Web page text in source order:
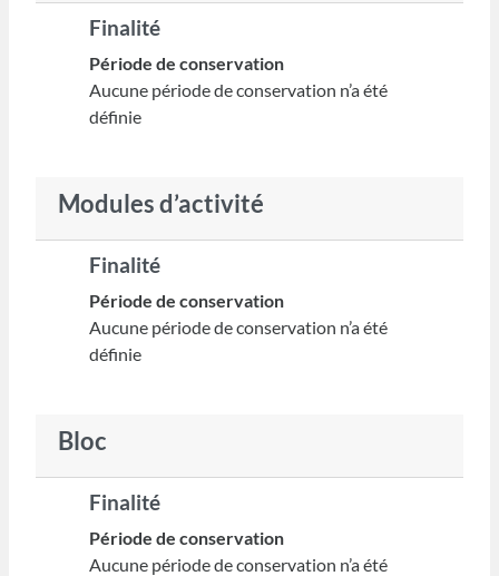
Finalité
Période de conservation
Aucune période de conservation n’a été
définie
Modules d’activité
Finalité
Période de conservation
Aucune période de conservation n’a été
définie
Bloc
Finalité
Période de conservation
Aucune période de conservation n’a été